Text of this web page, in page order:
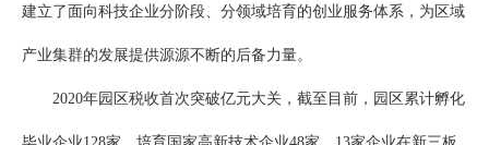
建立了面向科技企业分阶段、分领域培育的创业服务体系，为区域
产业集群的发展提供源源不断的后备力量。
2020年园区税收首次突破亿元大关，截至目前，园区累计孵化